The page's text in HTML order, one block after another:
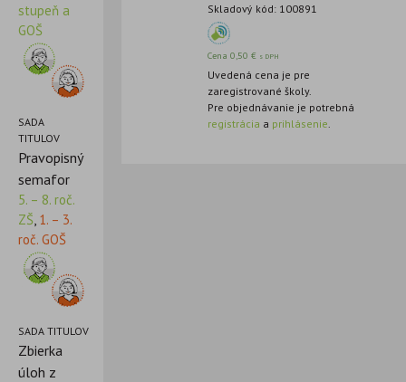
stupeň a
GOŠ
SADA
TITULOV
Pravopisný
semafor
5. – 8. roč.
ZŠ,1. – 3.
roč. GOŠ
SADA TITULOV
Zbierka
úloh z
Skladový kód: 100891
Cena0,50€ s DPH
Uvedená cena je pre
zaregistrované školy.
Pre objednávanie je potrebná
registrácia a prihlásenie